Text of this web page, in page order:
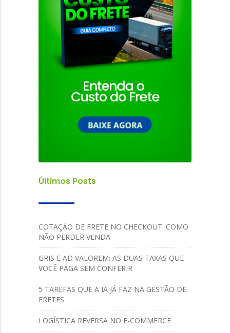
Últimos Posts
COTAÇÃO DE FRETE NO CHECKOUT: COMO
NÃO PERDER VENDA
GRIS E AD VALOREM: AS DUAS TAXAS QUE
VOCÊ PAGA SEM CONFERIR
5 TAREFAS QUE A IA JÁ FAZ NA GESTÃO DE
FRETES
LOGÍSTICA REVERSA NO E-COMMERCE